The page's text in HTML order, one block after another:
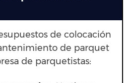
de colocación
de parquet
de parquetistas: